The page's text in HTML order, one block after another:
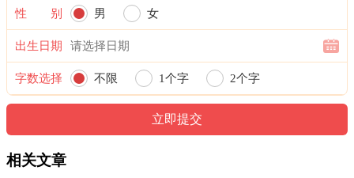
性 别 男 女
出生日期
字数选择 不限 1个字 2个字
相关文章